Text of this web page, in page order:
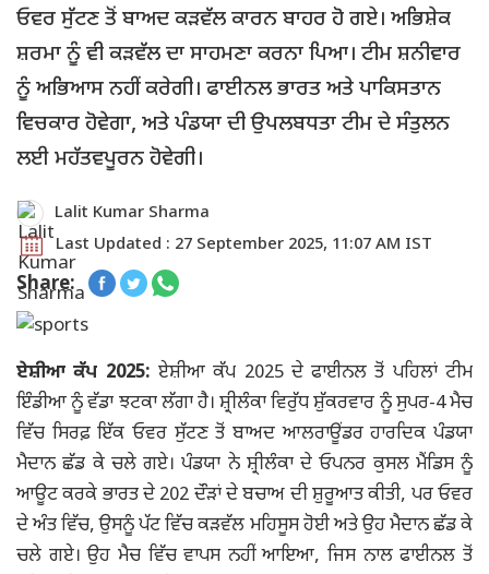
ਓਵਰ ਸੁੱਟਣ ਤੋਂ ਬਾਅਦ ਕੜਵੱਲ ਕਾਰਨ ਬਾਹਰ ਹੋ ਗਏ। ਅਭਿਸ਼ੇਕ
ਸ਼ਰਮਾ ਨੂੰ ਵੀ ਕੜਵੱਲ ਦਾ ਸਾਹਮਣਾ ਕਰਨਾ ਪਿਆ। ਟੀਮ ਸ਼ਨੀਵਾਰ
ਨੂੰ ਅਭਿਆਸ ਨਹੀਂ ਕਰੇਗੀ। ਫਾਈਨਲ ਭਾਰਤ ਅਤੇ ਪਾਕਿਸਤਾਨ
ਵਿਚਕਾਰ ਹੋਵੇਗਾ, ਅਤੇ ਪੰਡਯਾ ਦੀ ਉਪਲਬਧਤਾ ਟੀਮ ਦੇ ਸੰਤੁਲਨ
ਲਈ ਮਹੱਤਵਪੂਰਨ ਹੋਵੇਗੀ।
Lalit Kumar Sharma
Last Updated : 27 September 2025, 11:07 AM IST
Share:
ਏਸ਼ੀਆ ਕੱਪ 2025: ਏਸ਼ੀਆ ਕੱਪ 2025 ਦੇ ਫਾਈਨਲ ਤੋਂ ਪਹਿਲਾਂ ਟੀਮ
ਇੰਡੀਆ ਨੂੰ ਵੱਡਾ ਝਟਕਾ ਲੱਗਾ ਹੈ। ਸ਼੍ਰੀਲੰਕਾ ਵਿਰੁੱਧ ਸ਼ੁੱਕਰਵਾਰ ਨੂੰ ਸੁਪਰ-4 ਮੈਚ
ਵਿੱਚ ਸਿਰਫ਼ ਇੱਕ ਓਵਰ ਸੁੱਟਣ ਤੋਂ ਬਾਅਦ ਆਲਰਾਊਂਡਰ ਹਾਰਦਿਕ ਪੰਡਯਾ
ਮੈਦਾਨ ਛੱਡ ਕੇ ਚਲੇ ਗਏ। ਪੰਡਯਾ ਨੇ ਸ਼੍ਰੀਲੰਕਾ ਦੇ ਓਪਨਰ ਕੁਸਲ ਮੈਂਡਿਸ ਨੂੰ
ਆਊਟ ਕਰਕੇ ਭਾਰਤ ਦੇ 202 ਦੌੜਾਂ ਦੇ ਬਚਾਅ ਦੀ ਸ਼ੁਰੂਆਤ ਕੀਤੀ, ਪਰ ਓਵਰ
ਦੇ ਅੰਤ ਵਿੱਚ, ਉਸਨੂੰ ਪੱਟ ਵਿੱਚ ਕੜਵੱਲ ਮਹਿਸੂਸ ਹੋਈ ਅਤੇ ਉਹ ਮੈਦਾਨ ਛੱਡ ਕੇ
ਚਲੇ ਗਏ। ਉਹ ਮੈਚ ਵਿੱਚ ਵਾਪਸ ਨਹੀਂ ਆਇਆ, ਜਿਸ ਨਾਲ ਫਾਈਨਲ ਤੋਂ